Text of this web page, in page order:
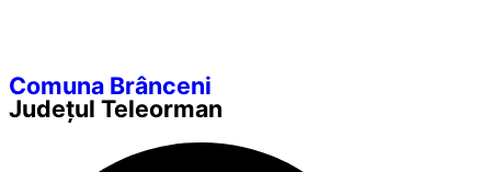
Comuna Brânceni
Județul Teleorman